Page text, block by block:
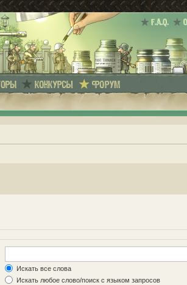
Искать все слова
Искать любое слово/поиск с языком запросов